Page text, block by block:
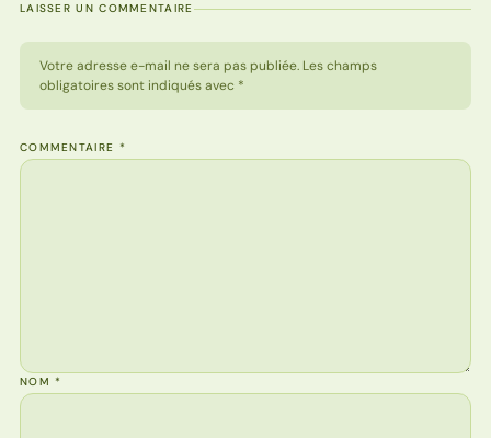
LAISSER UN COMMENTAIRE
Votre adresse e-mail ne sera pas publiée. Les champs
obligatoires sont indiqués avec *
COMMENTAIRE *
NOM*